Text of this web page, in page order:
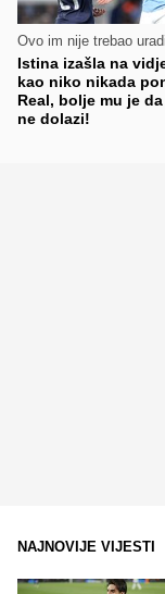
Ovo im nije trebao
Istina izašla na
kao niko nikada
Real, bolje mu je
ne dolazi!
NAJNOVIJE VIJESTI